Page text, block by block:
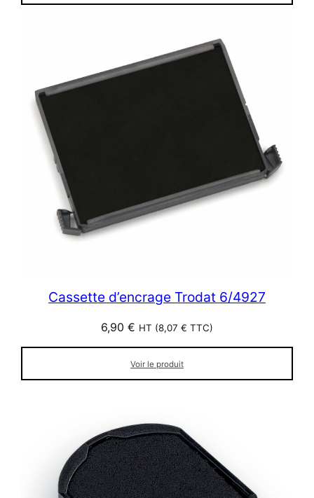
Cassette d’encrage Trodat 6/4927
6,90 € HT (8,07 € TTC)
Voir le produit